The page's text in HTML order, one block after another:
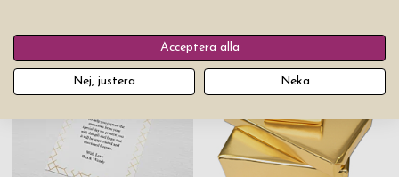
Du kanske också gillar
Acceptera alla
Nej, justera Neka